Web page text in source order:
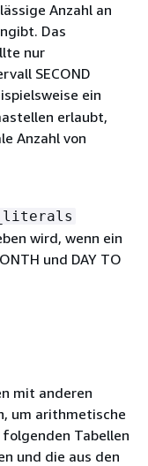
Anzahl an
Das
nur
SECOND
ein
erlaubt,
Anzahl von
wird, wenn ein
und DAY TO
mit anderen
um arithmetische
Tabellen
und die aus den